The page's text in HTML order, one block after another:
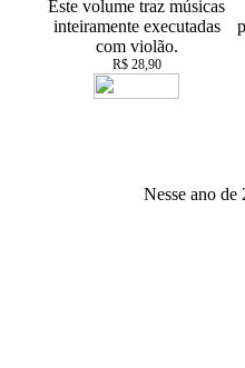
Este volume traz músicas
inteiramente executadas
com violão.
R$ 28,90
Nesse ano de